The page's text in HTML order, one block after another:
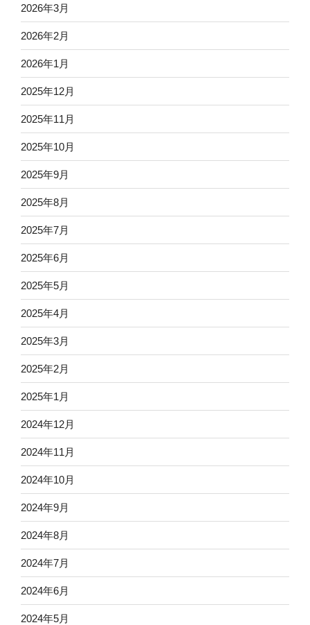
2026年3月
2026年2月
2026年1月
2025年12月
2025年11月
2025年10月
2025年9月
2025年8月
2025年7月
2025年6月
2025年5月
2025年4月
2025年3月
2025年2月
2025年1月
2024年12月
2024年11月
2024年10月
2024年9月
2024年8月
2024年7月
2024年6月
2024年5月